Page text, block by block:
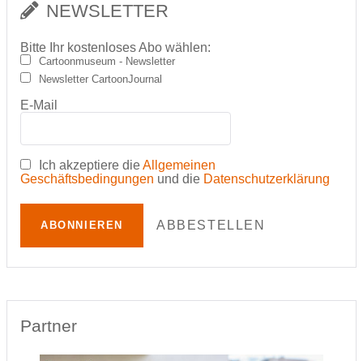
NEWSLETTER
Bitte Ihr kostenloses Abo wählen:
Cartoonmuseum - Newsletter
Newsletter CartoonJournal
E-Mail
Ich akzeptiere dieAllgemeinen
Geschäftsbedingungen und die Datenschutzerklärung
ABONNIEREN ABBESTELLEN
Partner